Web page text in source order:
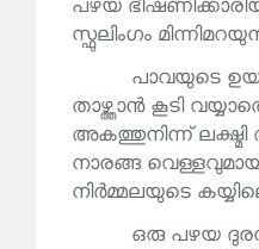
പഴയ
സ്ഫുലിംഗം
പാവയുടെ
താഴ്ത്താൻ കൂടി
അകത്തുനിന്ന് ലക്ഷ്മി
നാരങ്ങ
നിർമ്മലയുടെ
ഒരു പഴയ